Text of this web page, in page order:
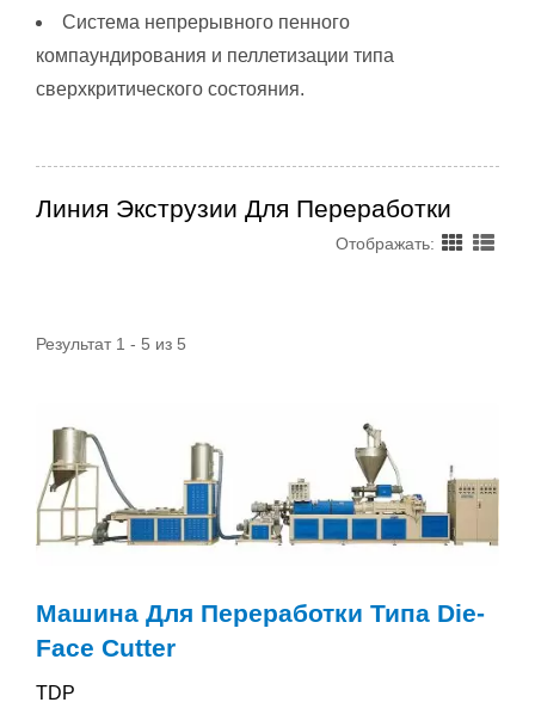
Система непрерывного пенного
компаундирования и пеллетизации типа
сверхкритического состояния.
Линия Экструзии Для Переработки
Отображать:
Результат 1 - 5 из 5
Машина Для Переработки Типа Die-
Face Cutter
TDP